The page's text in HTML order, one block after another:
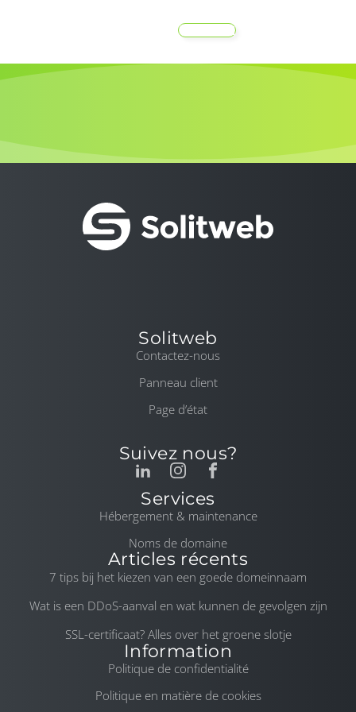
MENU
Solitweb
Contactez-nous
Panneau client
Page d’état
Suivez nous?
Services
Hébergement & maintenance
Noms de domaine
Articles récents
7 tips bij het kiezen van een goede domeinnaam
Wat is een DDoS-aanval en wat kunnen de gevolgen zijn
SSL-certificaat? Alles over het groene slotje
Information
Politique de confidentialité
Politique en matière de cookies